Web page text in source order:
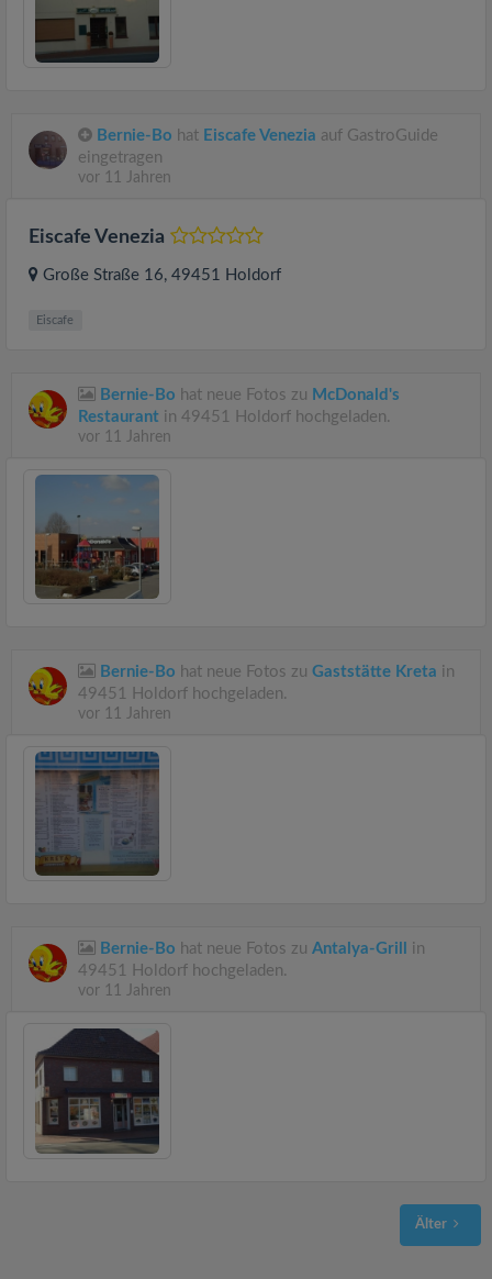
Bernie-Bo hat Eiscafe Venezia auf GastroGuide
eingetragen
vor 11 Jahren
Eiscafe Venezia
Große Straße 16, 49451 Holdorf
Eiscafe
Bernie-Bo hat neue Fotos zu McDonald's
Restaurant in 49451 Holdorf hochgeladen.
vor 11 Jahren
Bernie-Bo hat neue Fotos zu Gaststätte Kreta in
49451 Holdorf hochgeladen.
vor 11 Jahren
Bernie-Bo hat neue Fotos zu Antalya-Grill
in
49451 Holdorf hochgeladen.
vor 11 Jahren
Älter